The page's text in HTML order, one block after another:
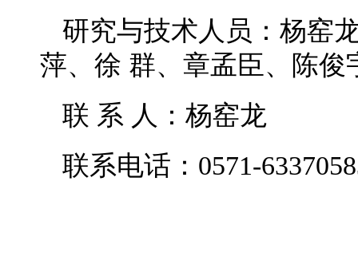
研究与技术人员：杨窑
萍、徐 群、章孟臣、陈俊
联 系 人：杨窑龙
联系电话：0571-